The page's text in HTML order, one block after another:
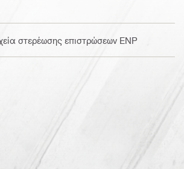
στερέωσης επιστρώσεων ENP